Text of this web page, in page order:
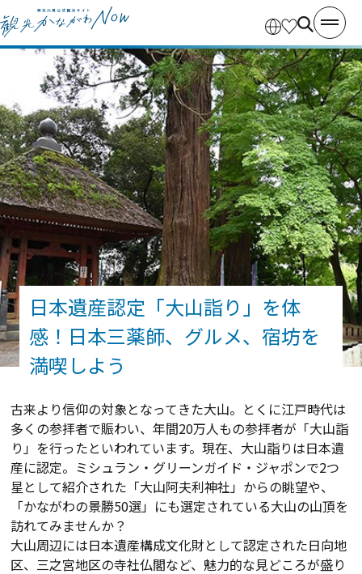
日本遺産認定「大山詣り」を体
感！日本三薬師、グルメ、宿坊を
満喫しよう
古来より信仰の対象となってきた大山。とくに江戸時代は
多くの参拝者で賑わい、年間20万人もの参拝者が「大山詣
り」を行ったといわれています。現在、大山詣りは日本遺
産に認定。ミシュラン・グリーンガイド・ジャポンで2つ
星として紹介された「大山阿夫利神社」からの眺望や、
「かながわの景勝50選」にも選定されている大山の山頂を
訪れてみませんか？
大山周辺には日本遺産構成文化財として認定された日向地
区、三之宮地区の寺社仏閣など、魅力的な見どころが盛り